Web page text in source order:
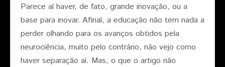
Parece aí haver, de fato, grande inovação, ou a
base para inovar. Afinal, a educação não tem nada a
perder olhando para os avanços obtidos pela
neurociência, muito pelo contrário, não vejo como
haver separação aí. Mas, o que o artigo não